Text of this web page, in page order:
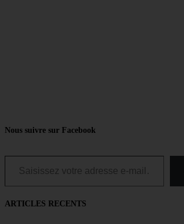
Nous suivre sur Facebook
Saisissez votre adresse e-mail…
ARTICLES RECENTS